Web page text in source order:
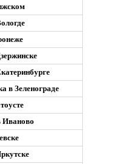
в Зеленограде
Иваново